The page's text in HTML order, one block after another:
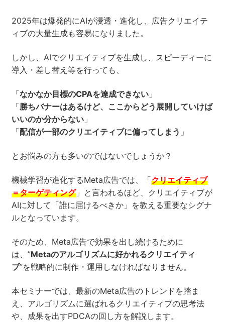
実績・事例
株式会社メディックス
お問い合わせ
プライバシーポリシー
2025年は爆発的にAIが浸透・進化し、広告クリエイテ
ィブの大量生成も容易になりました。
しかし、AIでクリエイティブを生成し、スピーディーに
導入・差し替え等を行っても、
「なかなか目標のCPAを達成できない」
「勝ちバナーはあるけど、ここからどう展開していけば
いいのか分からない」
「配信が一部のクリエイティブに偏ってしまう 」
とお悩みの方も多いのではないでしょうか？
機械学習が進化するMeta広告では、「クリエイティブ
＝ターゲティング」と言われるほど、クリエイティブが
AIに対して「誰に届けるべきか」を教える重要なシグナ
ルとなっています。
そのため、Meta広告で効果を出し続けるために
は、”Metaのアルゴリズムに好かれるクリエイティ
ブ”を戦略的に制作・運用しなければなりません。
本セミナーでは、最新のMeta広告のトレンドを踏ま
え、アルゴリズムに選ばれるクリエイティブの思考法
や、成果を出すPDCAの回し方を解説します。